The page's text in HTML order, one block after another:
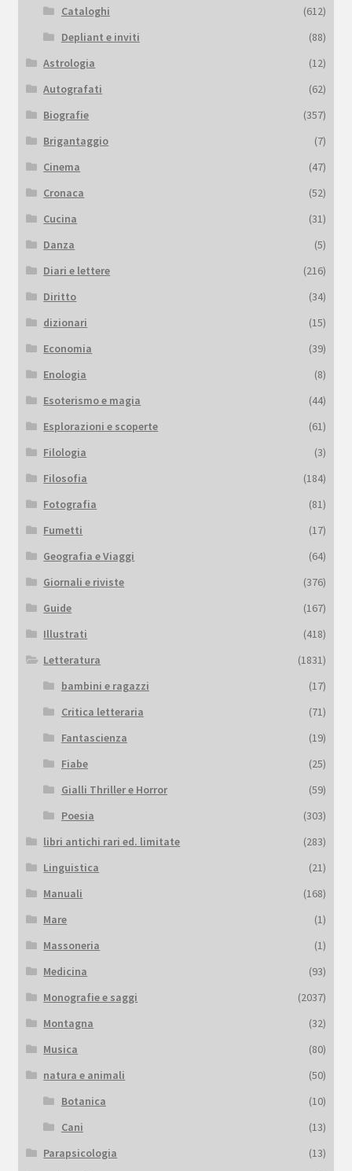
Cataloghi
(612)
Depliant e inviti
(88)
Astrologia
(12)
Autografati
(62)
Biografie
(357)
Brigantaggio
(7)
Cinema
(47)
Cronaca
(52)
Cucina
(31)
Danza
(5)
Diari e lettere
(216)
Diritto
(34)
dizionari
(15)
Economia
(39)
Enologia
(8)
Esoterismo e magia
(44)
Esplorazioni e scoperte
(61)
Filologia
(3)
Filosofia
(184)
Fotografia
(81)
Fumetti
(17)
Geografia e Viaggi
(64)
Giornali e riviste
(376)
Guide
(167)
Illustrati
(418)
Letteratura
(1831)
bambini e ragazzi
(17)
Critica letteraria
(71)
Fantascienza
(19)
Fiabe
(25)
Gialli Thriller e Horror
(59)
Poesia
(303)
libri antichi rari ed. limitate
(283)
Linguistica
(21)
Manuali
(168)
Mare
(1)
Massoneria
(1)
Medicina
(93)
Monografie e saggi
(2037)
Montagna
(32)
Musica
(80)
natura e animali
(50)
Botanica
(10)
Cani
(13)
Parapsicologia
(13)